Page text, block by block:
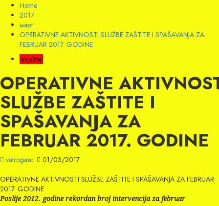
Home
2017
март
OPERATIVNE AKTIVNOSTI SLUŽBE ZAŠTITE I SPAŠAVANJA ZA
FEBRUAR 2017. GODINE
Izvještaji
OPERATIVNE
SLUŽBE ZAŠTITE I
SPAŠAVANJA ZA
FEBRUAR 2017. GODINE
vatrogasci
01/03/2017
OPERATIVNE AKTIVNOSTI SLUŽBE ZAŠTITE I SPAŠAVANJA ZA FEBRUAR
2017. GODINE
Poslije 2012. godine rekordan broj intervencija za februar